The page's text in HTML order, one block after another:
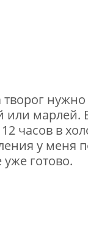
творог
или марлей.
часов в
у меня
готово.